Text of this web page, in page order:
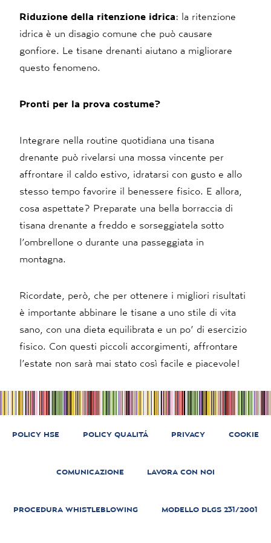
Riduzione della ritenzione idrica: la ritenzione
idrica è un disagio comune che può causare
gonfiore. Le tisane drenanti aiutano a migliorare
questo fenomeno.
Pronti per la prova costume?
Integrare nella routine quotidiana una tisana
drenante può rivelarsi una mossa vincente per
affrontare il caldo estivo, idratarsi con gusto e allo
stesso tempo favorire il benessere fisico. E allora,
cosa aspettate? Preparate una bella borraccia di
tisana drenante a freddo e sorseggiatela sotto
l’ombrellone o durante una passeggiata in
montagna.
Ricordate, però, che per ottenere i migliori risultati
è importante abbinare le tisane a uno stile di vita
sano, con una dieta equilibrata e un po’ di esercizio
fisico. Con questi piccoli accorgimenti, affrontare
l’estate non sarà mai stato così facile e piacevole!
POLICY HSE POLICY QUALITÁ PRIVACY COOKIE
COMUNICAZIONE LAVORA CON NOI
PROCEDURA WHISTLEBLOWING MODELLO DLGS 231/2001